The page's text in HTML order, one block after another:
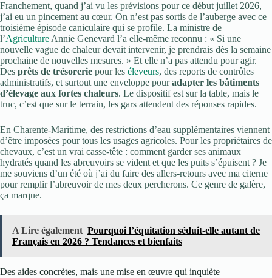
Franchement, quand j’ai vu les prévisions pour ce début juillet 2026,
j’ai eu un pincement au cœur. On n’est pas sortis de l’auberge avec ce
troisième épisode caniculaire qui se profile. La ministre de
l’AgricultureAnnie Genevard l’a elle-même reconnu : « Si une
nouvelle vague de chaleur devait intervenir, je prendrais dès la semaine
prochaine de nouvelles mesures. » Et elle n’a pas attendu pour agir.
Des prêts de trésorerie pour les éleveurs, des reports de contrôles
administratifs, et surtout une enveloppe pouradapter les bâtiments
d’élevage aux fortes chaleurs. Le dispositif est sur la table, mais le
truc, c’est que sur le terrain, les gars attendent des réponses rapides.
En Charente-Maritime, des restrictions d’eau supplémentaires viennent
d’être imposées pour tous les usages agricoles. Pour les propriétaires de
chevaux, c’est un vrai casse-tête : comment garder ses animaux
hydratés quand les abreuvoirs se vident et que les puits s’épuisent ? Je
me souviens d’un été où j’ai du faire des allers-retours avec ma citerne
pour remplir l’abreuvoir de mes deux percherons. Ce genre de galère,
ça marque.
A Lire également Pourquoi l’équitation séduit-elle autant de
Français en 2026 ? Tendances et bienfaits
Des aides concrètes, mais une mise en œuvre qui inquiète